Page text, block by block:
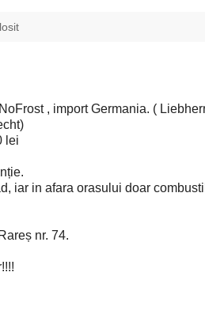
, import Germania. (
lei
iar in afara orasului doar
nr. 74.